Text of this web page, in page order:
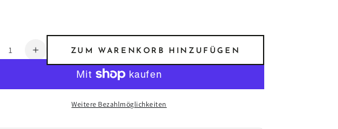
Erhöhe
die
für
Leptinella
ZUM WARENKORB HINZUFÜGEN
Weitere Bezahlmöglichkeiten